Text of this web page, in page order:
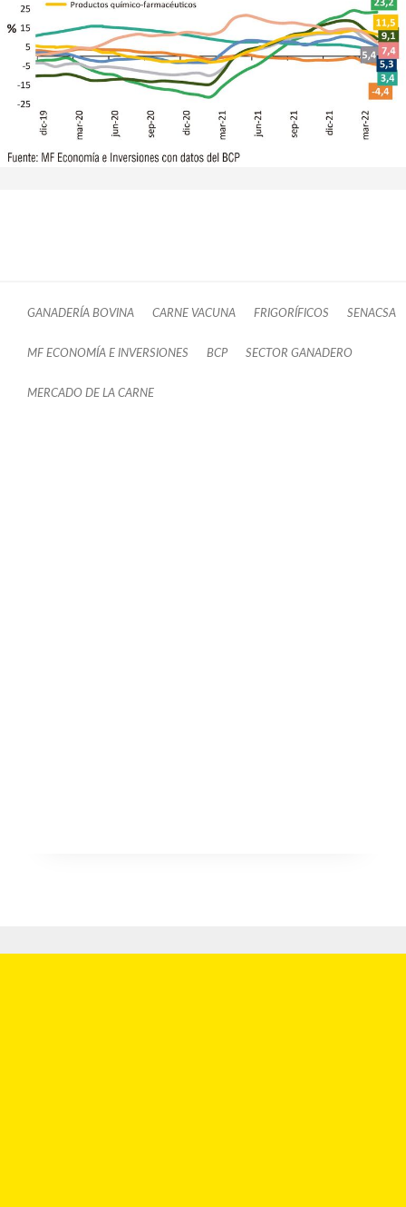
GANADERÍA BOVINA CARNE VACUNA FRIGORÍFICOS SENACSA
MF ECONOMÍA E INVERSIONES BCP SECTOR GANADERO
MERCADO DE LA CARNE